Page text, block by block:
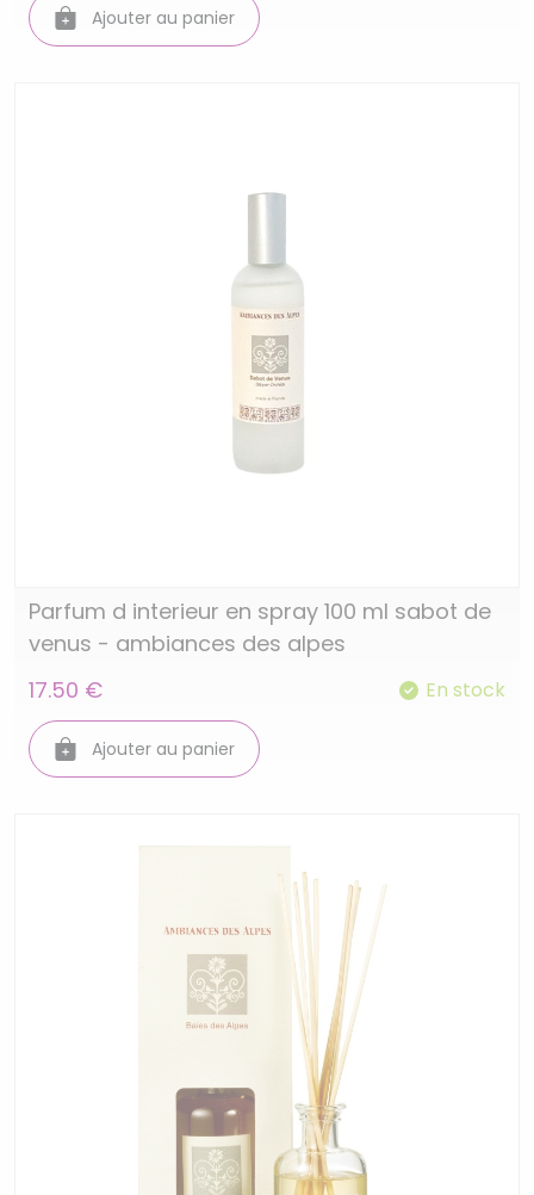
Ajouter au panier
Parfum d interieur en spray 100 ml sabot de
venus - ambiances des alpes
17.50 €
En stock
Ajouter au panier